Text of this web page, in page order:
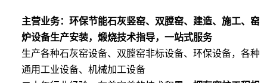
主营业务：环保节能石灰竖窑、双膛窑、建造、施工、窑
炉设备生产安装，煅烧技术指导，一站式服务
生产各种石灰窑设备、双膛窑非标设备、环保设备，各种
通用工业设备、机械加工设备